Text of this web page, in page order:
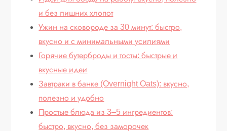
и без лишних хлопот
Ужин на сковороде за 30 минут: быстро,
вкусно и с минимальными усилиями
Горячие бутерброды и тосты: быстрые и
вкусные идеи
Завтраки в банке (Overnight Oats): вкусно,
полезно и удобно
Простые блюда из 3–5 ингредиентов:
быстро, вкусно, без заморочек